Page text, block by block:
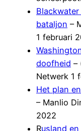
bataljon –
1 februari
doofheid –
Netwerk 1
Het plan
– Manlio
2022
Rusland